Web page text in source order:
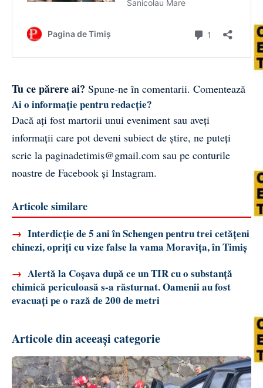
Tu ce părere ai? Spune-ne în comentarii. Comentează
Ai o informație pentru redacție?
Dacă ați fost martorii unui eveniment sau aveți
informații care pot deveni subiect de știre, ne puteți
scrie la paginadetimis@gmail.com sau pe conturile
noastre de Facebook și Instagram.
Articole similare
→ Interdicție de 5 ani în Schengen pentru trei cetățeni
chinezi, opriți cu vize false la vama Moravița, în Timiș
→ Alertă la Coșava după ce un TIR cu o substanță
chimică periculoasă s-a răsturnat. Oamenii au fost
evacuați pe o rază de 200 de metri
Articole din aceeași categorie